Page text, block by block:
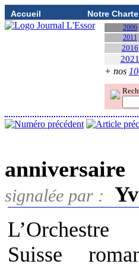
Accueil Notre Charte
2006
2011
2016
2021
+ nos
anniversaire
signalée par :
Suisse